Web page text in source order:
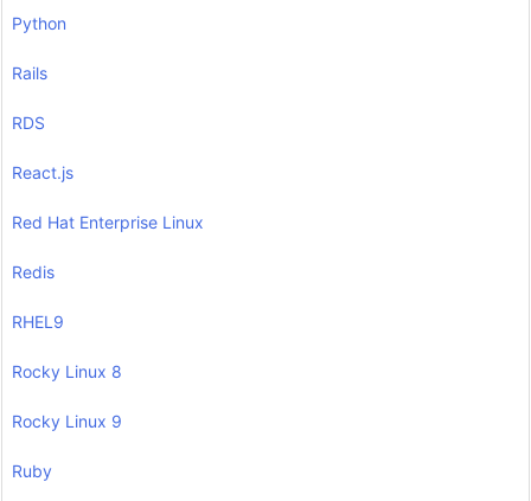
Python
Rails
RDS
React.js
Red Hat Enterprise Linux
Redis
RHEL9
Rocky Linux 8
Rocky Linux 9
Ruby